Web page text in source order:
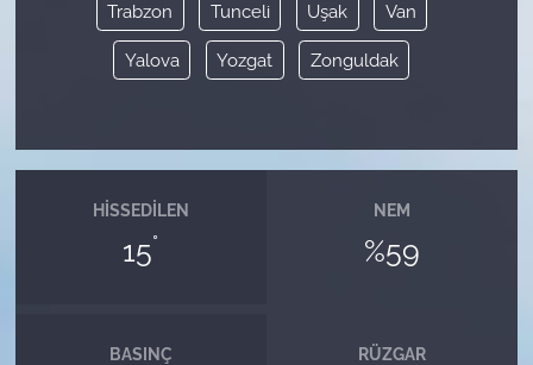
Trabzon Tunceli Uşak Van
Yalova Yozgat Zonguldak
HISSEDILEN
15°
NEM
%59
BASINÇ RÜZGAR